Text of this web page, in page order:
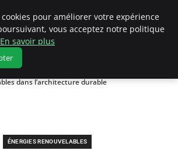
dans l’architecture durable
ÉNERGIES RENOUVELABLES
pour améliorer votre expérience
vous acceptez notre politique
En savoir plus